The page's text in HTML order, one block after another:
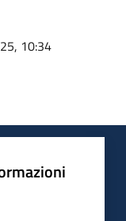
10:34